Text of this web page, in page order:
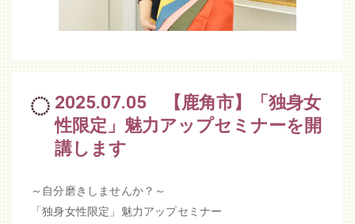
2025.07.05 【鹿角市】「独身女
性限定」魅力アップセミナーを開
講します
～自分磨きしませんか？～
「独身女性限定」魅力アップセミナー